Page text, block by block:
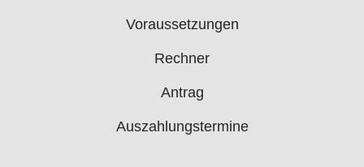
Voraussetzungen
Rechner
Antrag
Auszahlungstermine